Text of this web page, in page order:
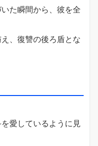
た瞬間から、彼を全
、復讐の後ろ盾とな
愛しているように見